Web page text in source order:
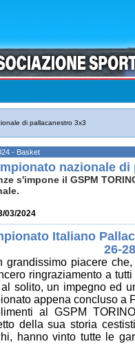
di pallacanestro 3x3
- Basket
nazionale
s'impone il GSPM
03/2024
Italiano
26-
grandissimo piacere
ringraziamento a
solito, un impegno ed
appena concluso a
al GSPM
della sua storia
hanno vinto tutte le